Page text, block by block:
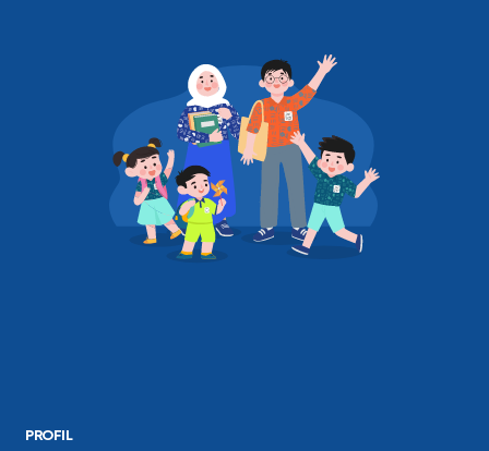
PROFIL